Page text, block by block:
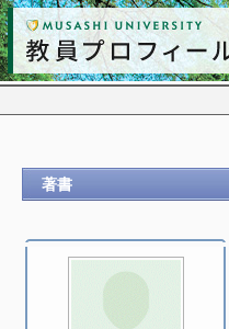
著書